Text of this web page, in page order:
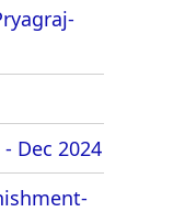
Dec 2024